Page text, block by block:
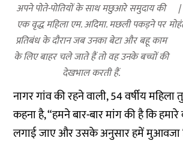
अपने पोते-पोतियों के साथ मछुआरे समुदाय की
एक वृद्ध महिला एम. अदिमा. मछली पकड़ने पर
प्रतिबंध के दौरान जब उनका बेटा और बहू काम
के लिए बाहर चले जाते हैं तो वह उनके बच्चों की
देखभाल करती हैं.
नागर गांव की रहने वाली, 54 वर्षीय महिला
कहना है, “हमने बार-बार मांग की है कि
लगाई जाए और उसके अनुसार हमें मुआवजा